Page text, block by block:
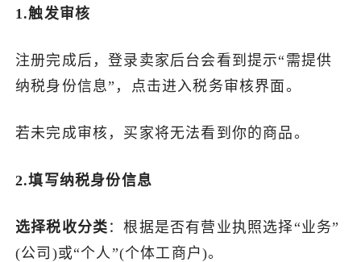
1.触发审核
注册完成后，登录卖家后台会看到提示“需提供
纳税身份信息”，点击进入税务审核界面。
若未完成审核，买家将无法看到你的商品。
2.填写纳税身份信息
选择税收分类 ：根据是否有营业执照选择“业务”
(公司)或“个人”(个体工商户)。